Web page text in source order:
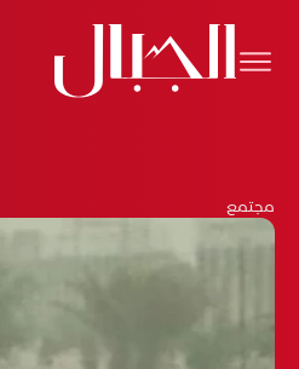
مجتمع